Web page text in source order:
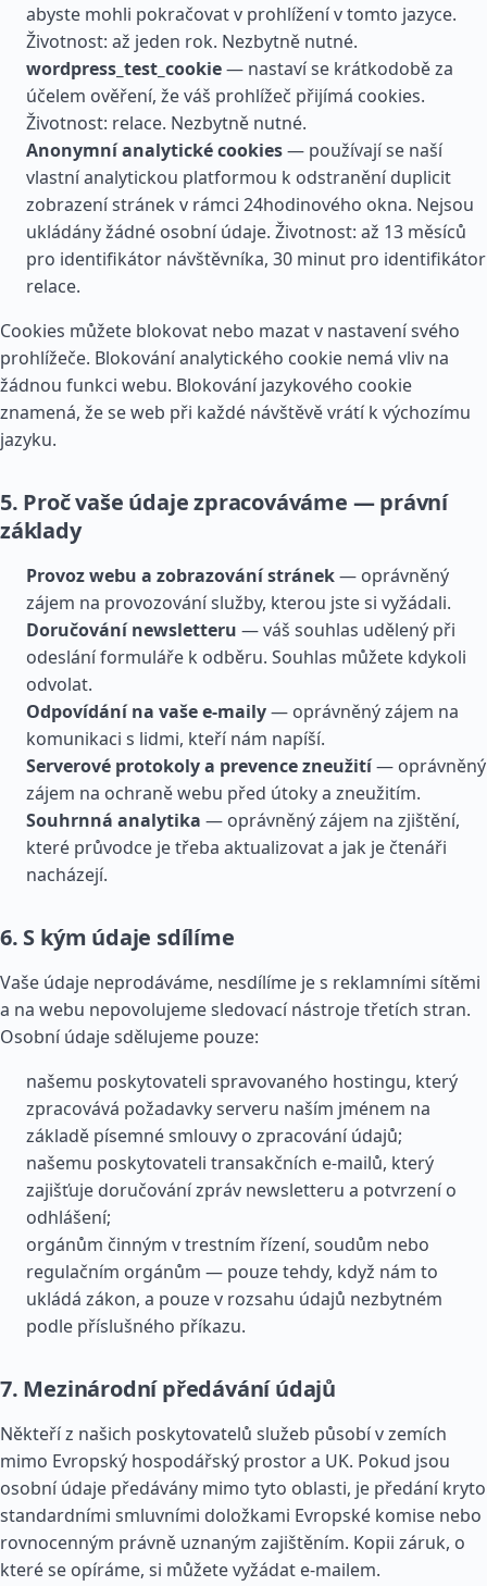
abyste mohli pokračovat v prohlížení v tomto jazyce.
Životnost: až jeden rok. Nezbytně nutné.
wordpress_test_cookie— nastaví se krátkodobě za
účelem ověření, že váš prohlížeč přijímá cookies.
Životnost: relace. Nezbytně nutné.
Anonymní analytické cookies— používají se naší
vlastní analytickou platformou k odstranění duplicit
zobrazení stránek v rámci 24hodinového okna. Nejsou
ukládány žádné osobní údaje. Životnost: až 13 měsíců
pro identifikátor návštěvníka, 30 minut pro identifikátor
relace.
Cookies můžete blokovat nebo mazat v nastavení svého
prohlížeče. Blokování analytického cookie nemá vliv na
žádnou funkci webu. Blokování jazykového cookie
znamená, že se web při každé návštěvě vrátí k výchozímu
jazyku.
5. Proč vaše údaje zpracováváme — právní
základy
Provoz webu a zobrazování stránek— oprávněný
zájem na provozování služby, kterou jste si vyžádali.
Doručování newsletteru — váš souhlas udělený při
odeslání formuláře k odběru. Souhlas můžete kdykoli
odvolat.
Odpovídání na vaše e-maily— oprávněný zájem na
komunikaci s lidmi, kteří nám napíší.
Serverové protokoly a prevence zneužití— oprávněný
zájem na ochraně webu před útoky a zneužitím.
Souhrnná analytika — oprávněný zájem na zjištění,
které průvodce je třeba aktualizovat a jak je čtenáři
nacházejí.
6. S kým údaje sdílíme
Vaše údaje neprodáváme, nesdílíme je s reklamními sítěmi
a na webu nepovolujeme sledovací nástroje třetích stran.
Osobní údaje sdělujeme pouze:
našemu poskytovateli spravovaného hostingu, který
zpracovává požadavky serveru naším jménem na
základě písemné smlouvy o zpracování údajů;
našemu poskytovateli transakčních e-mailů, který
zajišťuje doručování zpráv newsletteru a potvrzení o
odhlášení;
orgánům činným v trestním řízení, soudům nebo
regulačním orgánům — pouze tehdy, když nám to
ukládá zákon, a pouze v rozsahu údajů nezbytném
podle příslušného příkazu.
7. Mezinárodní předávání údajů
Někteří z našich poskytovatelů služeb působí v zemích
mimo Evropský hospodářský prostor a UK. Pokud jsou
osobní údaje předávány mimo tyto oblasti, je předání kryto
standardními smluvními doložkami Evropské komise nebo
rovnocenným právně uznaným zajištěním. Kopii záruk, o
které se opíráme, si můžete vyžádat e-mailem.